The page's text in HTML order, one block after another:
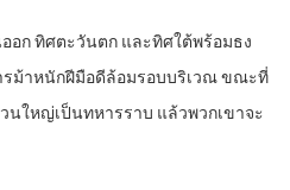
อก ทิศตะวันตก และทิศใต้พร้อมธง
รม้าหนักฝีมือดีล้อมรอบบริเวณ ขณะที่
นใหญ่เป็นทหารราบ แล้วพวกเขาจะ